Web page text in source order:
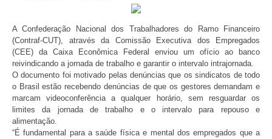
A Confederação Nacional dos Trabalhadores do Ramo Financeiro
(Contraf-CUT), através da Comissão Executiva dos Empregados
(CEE) da Caixa Econômica Federal enviou um ofício ao banco
reivindicando a jornada de trabalho e garantir o intervalo intrajornada.
O documento foi motivado pelas denúncias que os sindicatos de todo
o Brasil estão recebendo denúncias de que os gestores demandam e
marcam videoconferência a qualquer horário, sem resguardar os
limites da jornada de trabalho e o intervalo para repouso e
alimentação.
“É fundamental para a saúde física e mental dos empregados que a